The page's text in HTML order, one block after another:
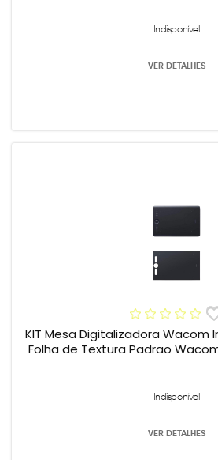
Indisponível
VER DETALHES
KIT Mesa Digitalizadora Wacom
Folha de Textura Padrao
Indisponível
VER DETALHES